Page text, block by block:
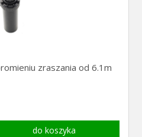
zraszania od 6.1m
do koszyka